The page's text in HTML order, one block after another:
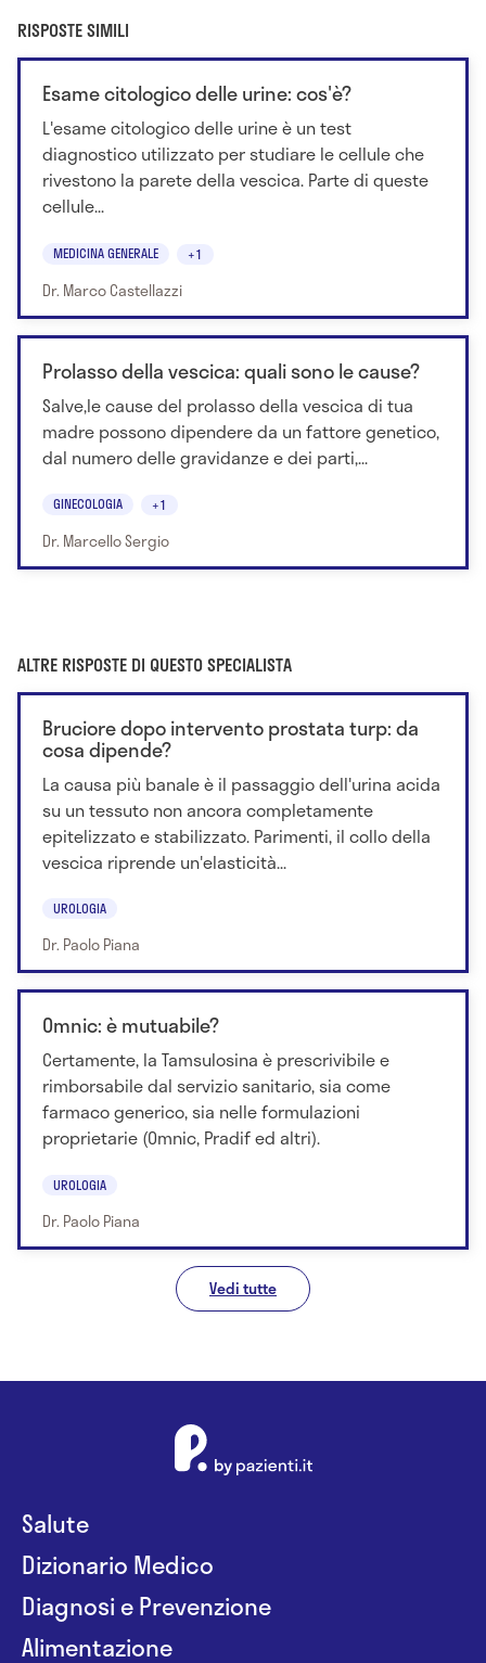
RISPOSTE SIMILI
Esame citologico delle urine: cos'è?
L'esame citologico delle urine è un test
diagnostico utilizzato per studiare le cellule che
rivestono la parete della vescica. Parte di queste
cellule...
MEDICINA GENERALE +1
Dr. Marco Castellazzi
Prolasso della vescica: quali sono le cause?
Salve,le cause del prolasso della vescica di tua
madre possono dipendere da un fattore genetico,
dal numero delle gravidanze e dei parti,...
GINECOLOGIA +1
Dr. Marcello Sergio
ALTRE RISPOSTE DI QUESTO SPECIALISTA
Bruciore dopo intervento prostata turp: da
cosa dipende?
La causa più banale è il passaggio dell'urina acida
su un tessuto non ancora completamente
epitelizzato e stabilizzato. Parimenti, il collo della
vescica riprende un'elasticità...
UROLOGIA
Dr. Paolo Piana
Omnic: è mutuabile?
Certamente, la Tamsulosina è prescrivibile e
rimborsabile dal servizio sanitario, sia come
farmaco generico, sia nelle formulazioni
proprietarie (Omnic, Pradif ed altri).
UROLOGIA
Dr. Paolo Piana
Vedi tutte
Salute
Dizionario Medico
Diagnosi e Prevenzione
Alimentazione